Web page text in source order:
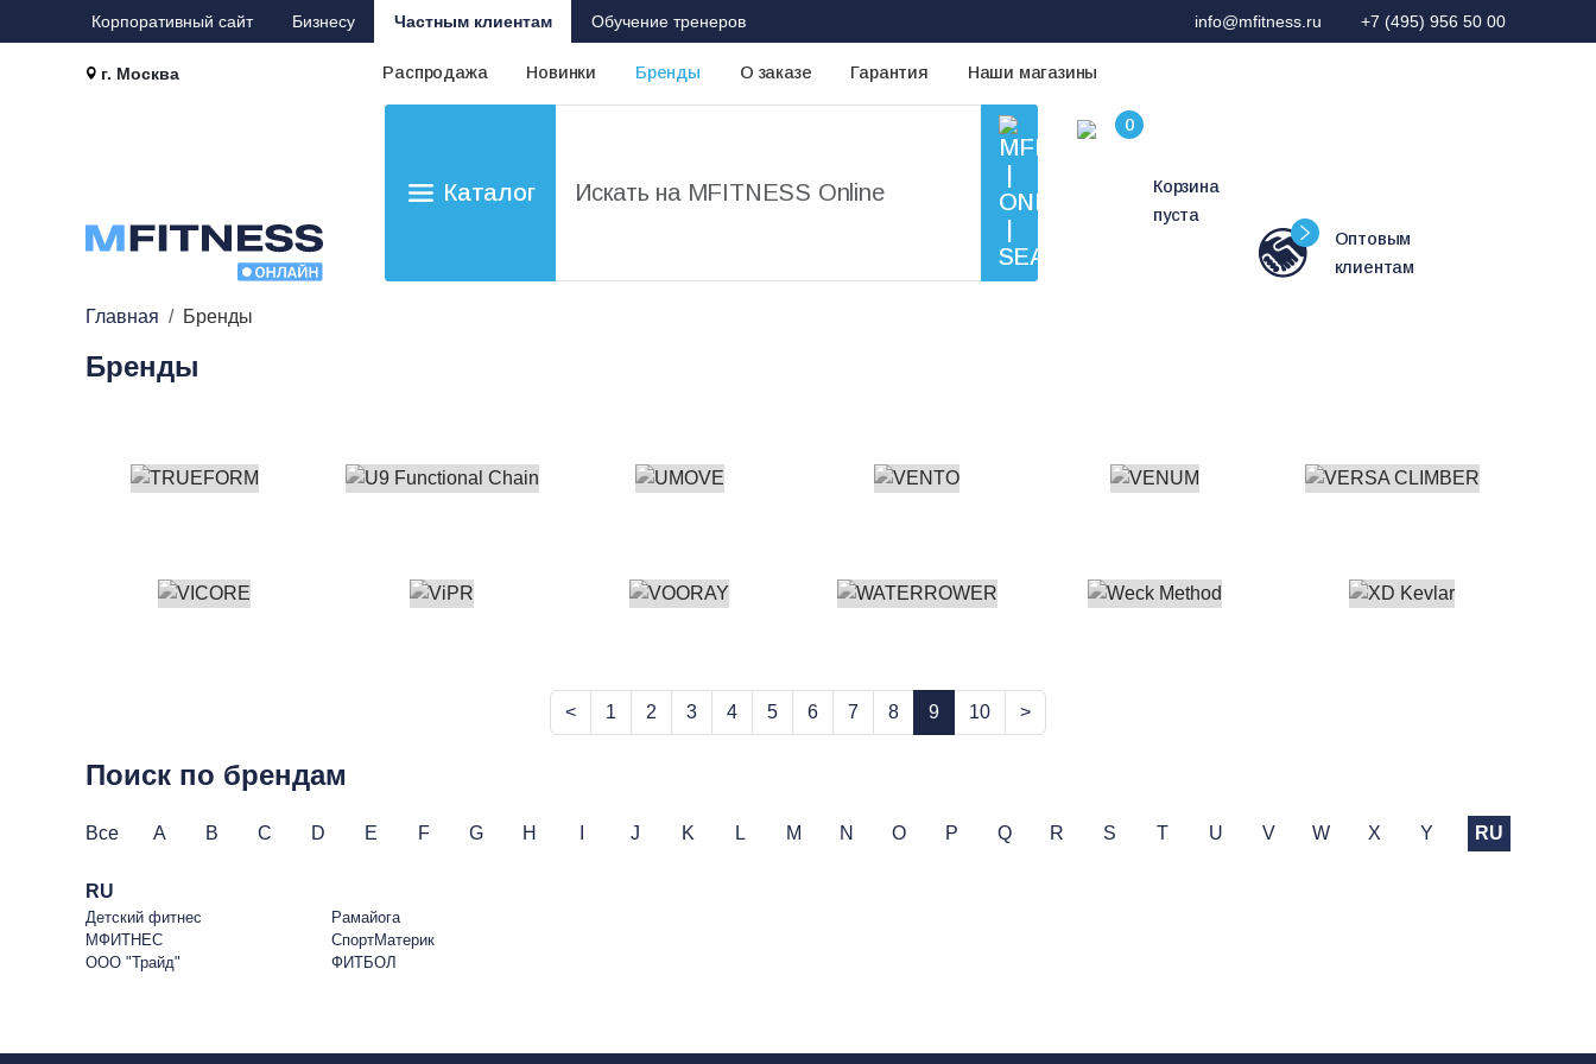
Корпоративный сайт Бизнесу Частным клиентам Обучение тренеров info@mfitness.ru +7 (495) 956 50 00
г. Москва Распродажа Новинки Бренды О заказе Гарантия Наши магазины
Каталог
Корзина
пуста
Оптовым
клиентам
Главная Бренды
Бренды
< 1 2 3 4 5 6 7 8 9 10 >
Поиск по брендам
Все A B C D E F G H J K L M N O P Q R S T U V W X Y RU
RU
Детский фитнес
МФИТНЕС
ООО "Трайд"
Рамайога
СпортМатерик
ФИТБОЛ